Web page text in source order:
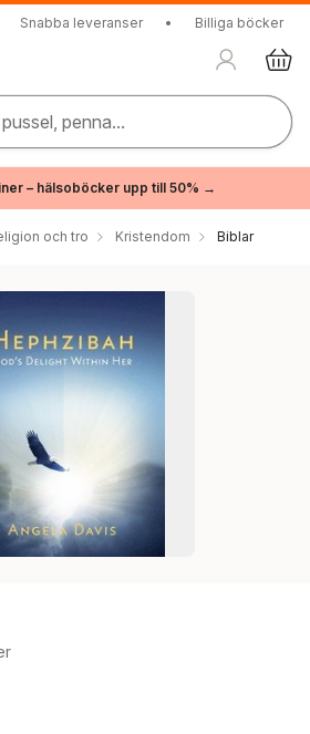
Snabba leveranser • Billiga böcker
penna...
– hälsoböcker upp till 50% →
och tro Kristendom Biblar